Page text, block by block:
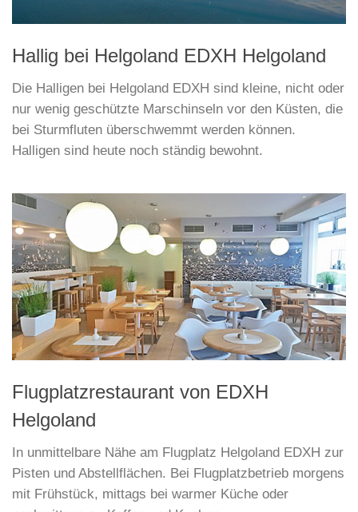
Hallig bei Helgoland EDXH Helgoland
Die Halligen bei Helgoland EDXH sind kleine, nicht oder
nur wenig geschützte Marschinseln vor den Küsten, die
bei Sturmfluten überschwemmt werden können.
Halligen sind heute noch ständig bewohnt.
Flugplatzrestaurant von EDXH
Helgoland
In unmittelbare Nähe am Flugplatz Helgoland EDXH zur
Pisten und Abstellflächen. Bei Flugplatzbetrieb morgens
mit Frühstück, mittags bei warmer Küche oder